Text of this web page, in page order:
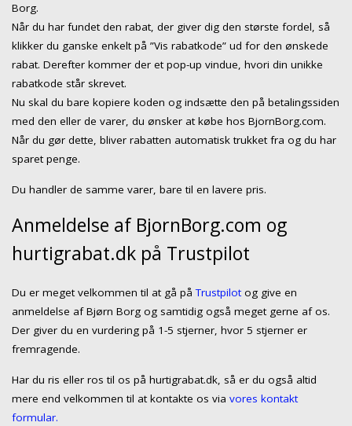
Borg.
Når du har fundet den rabat, der giver dig den største fordel, så
klikker du ganske enkelt på ”Vis rabatkode” ud for den ønskede
rabat. Derefter kommer der et pop-up vindue, hvori din unikke
rabatkode står skrevet.
Nu skal du bare kopiere koden og indsætte den på betalingssiden
med den eller de varer, du ønsker at købe hos BjornBorg.com.
Når du gør dette, bliver rabatten automatisk trukket fra og du har
sparet penge.
Du handler de samme varer, bare til en lavere pris.
Anmeldelse af BjornBorg.com og
hurtigrabat.dk på Trustpilot
Du er meget velkommen til at gå påTrustpilotog give en
anmeldelse af Bjørn Borg og samtidig også meget gerne af os.
Der giver du en vurdering på 1-5 stjerner, hvor 5 stjerner er
fremragende.
Har du ris eller ros til os på hurtigrabat.dk, så er du også altid
mere end velkommen til at kontakte os via vores kontakt
formular.